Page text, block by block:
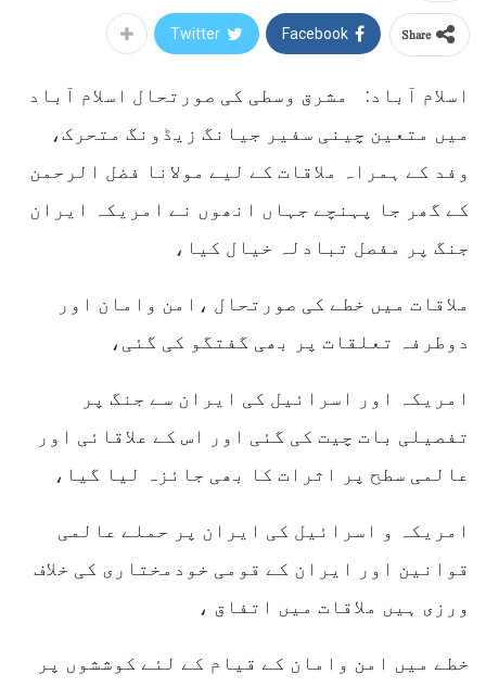
Share
Facebook
Twitter
اسلام آباد: مشرق وسطی کی صورتحال اسلام آباد
میں متعین چینی سفیر جیانگ زیڈونگ متحرک،
وفد کے ہمراہ ملاقات کے لیے مولانا فضل الرحمن
کے گھر جا پہنچے جہاں انھوں نے امریکہ ایران
جنگ پر مفصل تبادلہ خیال کیا،
ملاقات میں خطے کی صورتحال ،امن وامان اور
دوطرفہ تعلقات پر بھی گفتگو کی گئی،
امریکہ اور اسرائیل کی ایران سے جنگ پر
تفصیلی بات چیت کی گئی اور اس کے علاقائی اور
عالمی سطح پر اثرات کا بھی جائزہ لیا گیا،
امریکہ و اسرائیل کی ایران پر حملے عالمی
قوانین اور ایران کے قومی خودمختاری کی خلاف
ورزی ہیں ملاقات میں اتفاق ،
خطے میں امن وامان کے قیام کے لئے کوششوں پر